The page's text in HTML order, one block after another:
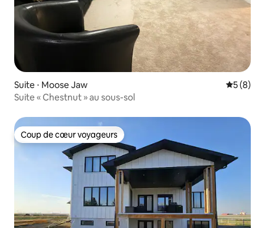
Suite ⋅ Moose Jaw
5 (8)
Suite « Chestnut » au sous-sol
Coup de cœur voyageurs
Coup de cœur voyageurs